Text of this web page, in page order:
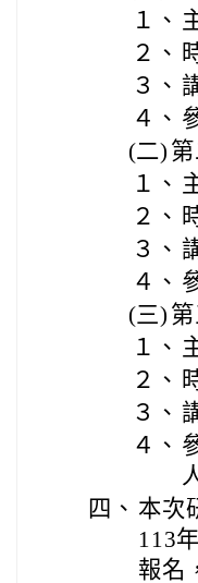
１、
２、
３、
４、
(二)
１、
２、
３、
４、
(三)
１、
２、
３、
４、
四、 本次
113
報名